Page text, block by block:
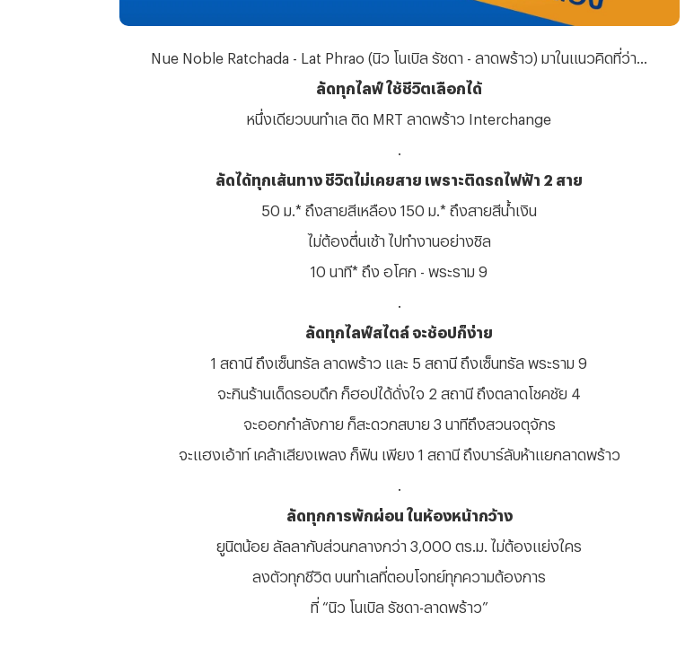
Nue Noble Ratchada - Lat Phrao (นิว โนเบิล รัชดา - ลาดพร้าว) มาในแนวคิดที่ว่า...
ลัดทุกไลฟ์ ใช้ชีวิตเลือกได้
หนึ่งเดียวบนทำเล ติด MRT ลาดพร้าว Interchange
ลัดได้ทุกเส้นทาง ชีวิตไม่เคยสาย เพราะติดรถไฟฟ้า 2 สาย
50 ม.* ถึงสายสีเหลือง 150 ม.* ถึงสายสีน้ำเงิน
ไม่ต้องตื่นเช้า ไปทำงานอย่างชิล
10 นาที* ถึง อโศก - พระราม 9
ลัดทุกไลฟ์สไตล์ จะช้อปก็ง่าย
1 สถานี ถึงเซ็นทรัล ลาดพร้าว และ 5 สถานี ถึงเซ็นทรัล พระราม 9
จะกินร้านเด็ดรอบดึก ก็ฮอปได้ดั่งใจ 2 สถานี ถึงตลาดโชคชัย 4
จะออกกำลังกาย ก็สะดวกสบาย 3 นาทีถึงสวนจตุจักร
จะแฮงเอ้าท์ เคล้าเสียงเพลง ก็ฟิน เพียง 1 สถานี ถึงบาร์ลับห้าแยกลาดพร้าว
ลัดทุกการพักผ่อน ในห้องหน้ากว้าง
ยูนิตน้อย ลัลลากับส่วนกลางกว่า 3,000 ตร.ม. ไม่ต้องแย่งใคร
ลงตัวทุกชีวิต บนทำเลที่ตอบโจทย์ทุกความต้องการ
ที่ “นิว โนเบิล รัชดา-ลาดพร้าว”